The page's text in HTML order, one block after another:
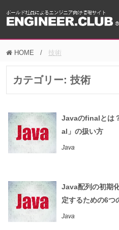
HOME 技術
カテゴリー: 技術
Javaのfinalとは
al」の扱い方
Java
Java配列の初期
定するための6つ
Java